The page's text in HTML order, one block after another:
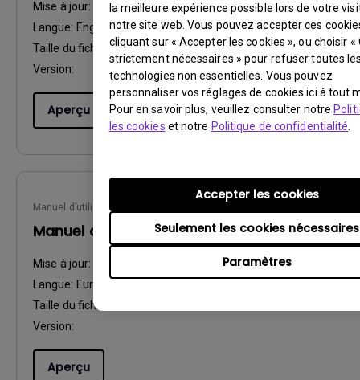
la meilleure expérience possible lors de votre
notre site web. Vous pouvez accepter ces
cliquant sur « Accepter les cookies », ou choisir «
strictement nécessaires » pour refuser toutes
technologies non essentielles. Vous pouvez
personnaliser vos réglages de cookies ici à tout
Pour en savoir plus, veuillez consulter notre
les cookies et notre Politique de confidentialité
Paramètres
Seulement les cookies nécessaires
Accepter les cookies
Mise à jour:
2016/11/10
Langue: English
Taille du fichier:4.68 MB
Version:
Aperçu
Manuel d’utilisation
Manuel d'utilisation
Mise à jour:
Langue: European French
Taille du fichier:
Version:
Aperçu